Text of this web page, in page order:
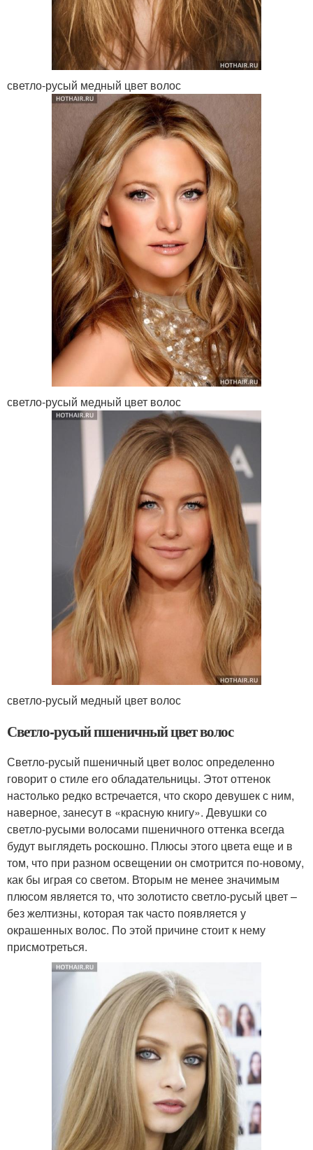
светло-русый медный цвет волос
светло-русый медный цвет волос
светло-русый медный цвет волос
Светло-русый пшеничный цвет волос
Светло-русый пшеничный цвет волос определенно
говорит о стиле его обладательницы. Этот оттенок
настолько редко встречается, что скоро девушек с ним,
наверное, занесут в «красную книгу». Девушки со
светло-русыми волосами пшеничного оттенка всегда
будут выглядеть роскошно. Плюсы этого цвета еще и в
том, что при разном освещении он смотрится по-новому,
как бы играя со светом. Вторым не менее значимым
плюсом является то, что золотисто светло-русый цвет –
без желтизны, которая так часто появляется у
окрашенных волос. По этой причине стоит к нему
присмотреться.